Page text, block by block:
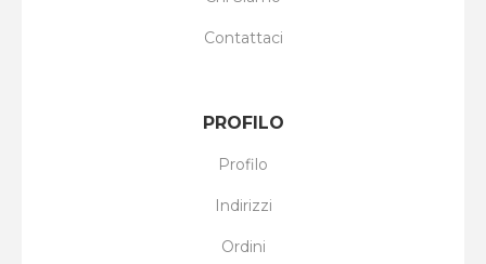
Contattaci
PROFILO
Profilo
Indirizzi
Ordini